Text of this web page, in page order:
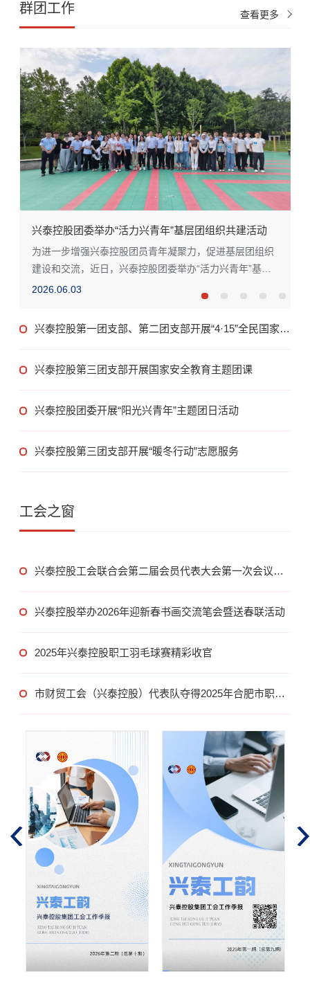
群团工作 查看更多
兴泰控股团委举办“活力兴青年”基层团组织共建活动
为进一步增强兴泰控股团员青年凝聚力，促进基层团组织
建设和交流，近日，兴泰控股团委举办“活力兴青年”基层
团组织共建活动，兴泰控股全体团员、团干...
2026.06.03
兴泰控股第一团支部、第二团支部开展“4·15”全民国家安
全教育日消防应急演练主题团日活动
兴泰控股第三团支部开展国家安全教育主题团课
兴泰控股团委开展“阳光兴青年”主题团日活动
兴泰控股第三团支部开展“暖冬行动”志愿服务
工会之窗
兴泰控股工会联合会第二届会员代表大会第一次会议召
开
兴泰控股举办2026年迎新春书画交流笔会暨送春联活动
2025年兴泰控股职工羽毛球赛精彩收官
市财贸工会（兴泰控股）代表队夺得2025年合肥市职工